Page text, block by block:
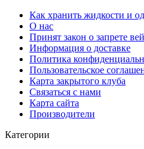
Как хранить жидкости и
О нас
Принят закон о запрете
Информация о доставке
Политика
Пользовательское
Карта закрытого клуба
Связаться с нами
Карта сайта
Производители
Категории